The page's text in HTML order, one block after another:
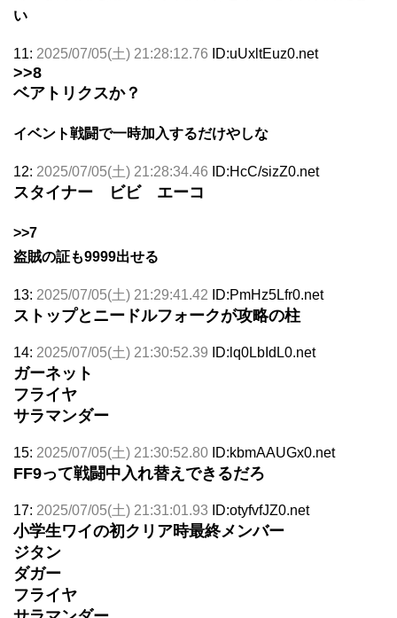
い
11: 2025/07/05(土) 21:28:12.76 ID:uUxltEuz0.net
>>8
ベアトリクスか？
イベント戦闘で一時加入するだけやしな
12: 2025/07/05(土) 21:28:34.46 ID:HcC/sizZ0.net
スタイナー ビビ エーコ
>>7
盗賊の証も9999出せる
13: 2025/07/05(土) 21:29:41.42 ID:PmHz5Lfr0.net
ストップとニードルフォークが攻略の柱
14: 2025/07/05(土) 21:30:52.39 ID:lq0LbIdL0.net
ガーネット
フライヤ
サラマンダー
15: 2025/07/05(土) 21:30:52.80 ID:kbmAAUGx0.net
FF9って戦闘中入れ替えできるだろ
17: 2025/07/05(土) 21:31:01.93 ID:otyfvfJZ0.net
小学生ワイの初クリア時最終メンバー
ジタン
ダガー
フライヤ